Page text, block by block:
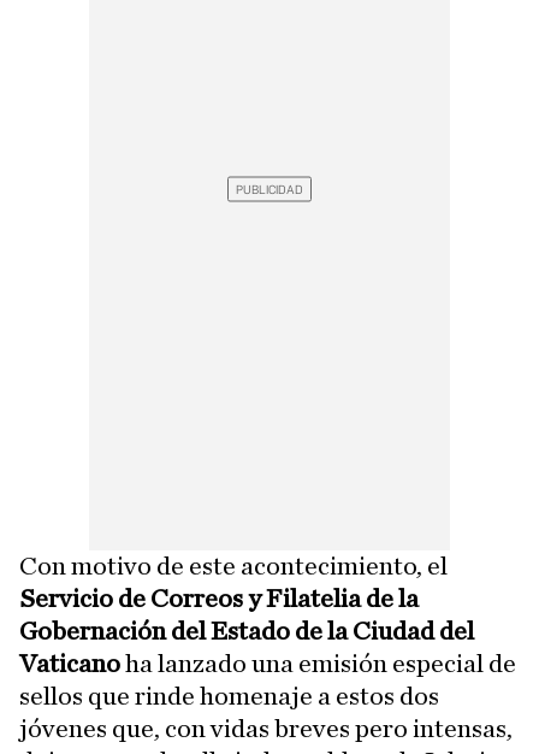
Con motivo de este acontecimiento, el
Servicio de Correos y Filatelia de la
Gobernación del Estado de la Ciudad del
Vaticanoha lanzado una emisión especial de
sellos que rinde homenaje a estos dos
jóvenes que, con vidas breves pero intensas,